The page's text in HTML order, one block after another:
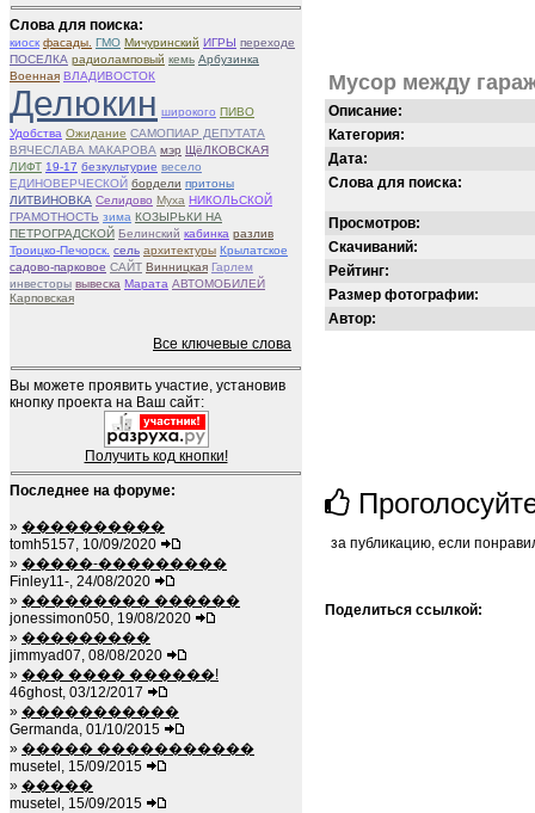
Слова для поиска:
киоск фасады. ГМО Мичуринский ИГРЫ переходе
ПОСЕЛКА радиоламповый кемь Арбузинка
Военная ВЛАДИВОСТОК
Делюкин широкого ПИВО
Удобства Ожидание САМОПИАР ДЕПУТАТА
ВЯЧЕСЛАВА МАКАРОВА мэр ЩёЛКОВСКАЯ
ЛИФТ 19-17 безкультурие весело
ЕДИНОВЕРЧЕСКОЙ бордели притоны
ЛИТВИНОВКА Селидово Муха НИКОЛЬСКОЙ
ГРАМОТНОСТЬ зима КОЗЫРЬКИ НА
ПЕТРОГРАДСКОЙ Белинский кабинка разлив
Троицко-Печорск. сель архитектуры Крылатское
садово-парковое САЙТ Винницкая Гарлем
инвесторы вывеска Марата АВТОМОБИЛЕЙ
Карповская
Все ключевые слова
Вы можете проявить участие, установив
кнопку проекта на Ваш сайт:
Получить код кнопки!
Последнее на форуме:
» ����������
tomh5157, 10/09/2020
» �����-���������
Finley11-, 24/08/2020
» ��������� ������
jonessimon050, 19/08/2020
» ���������
jimmyad07, 08/08/2020
» ��� ���� ������!
46ghost, 03/12/2017
» �����������
Germanda, 01/10/2015
» ����� �����������
musetel, 15/09/2015
» �����
musetel, 15/09/2015
Мусор между
Описание:
Категория:
Дата:
Слова для поиска:
Просмотров:
Скачиваний:
Рейтинг:
Размер фотографии:
Автор:
за публикацию, если
Поделиться ссылкой: